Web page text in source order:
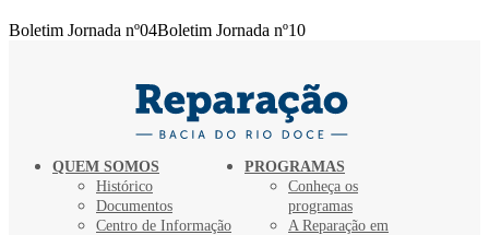
Boletim Jornada nº04Boletim Jornada nº10
QUEM SOMOS
Histórico
Documentos
Centro de Informação
PROGRAMAS
Conheça os
programas
A Reparação em